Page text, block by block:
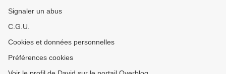
Signaler un abus
C.G.U.
Cookies et données personnelles
Préférences cookies